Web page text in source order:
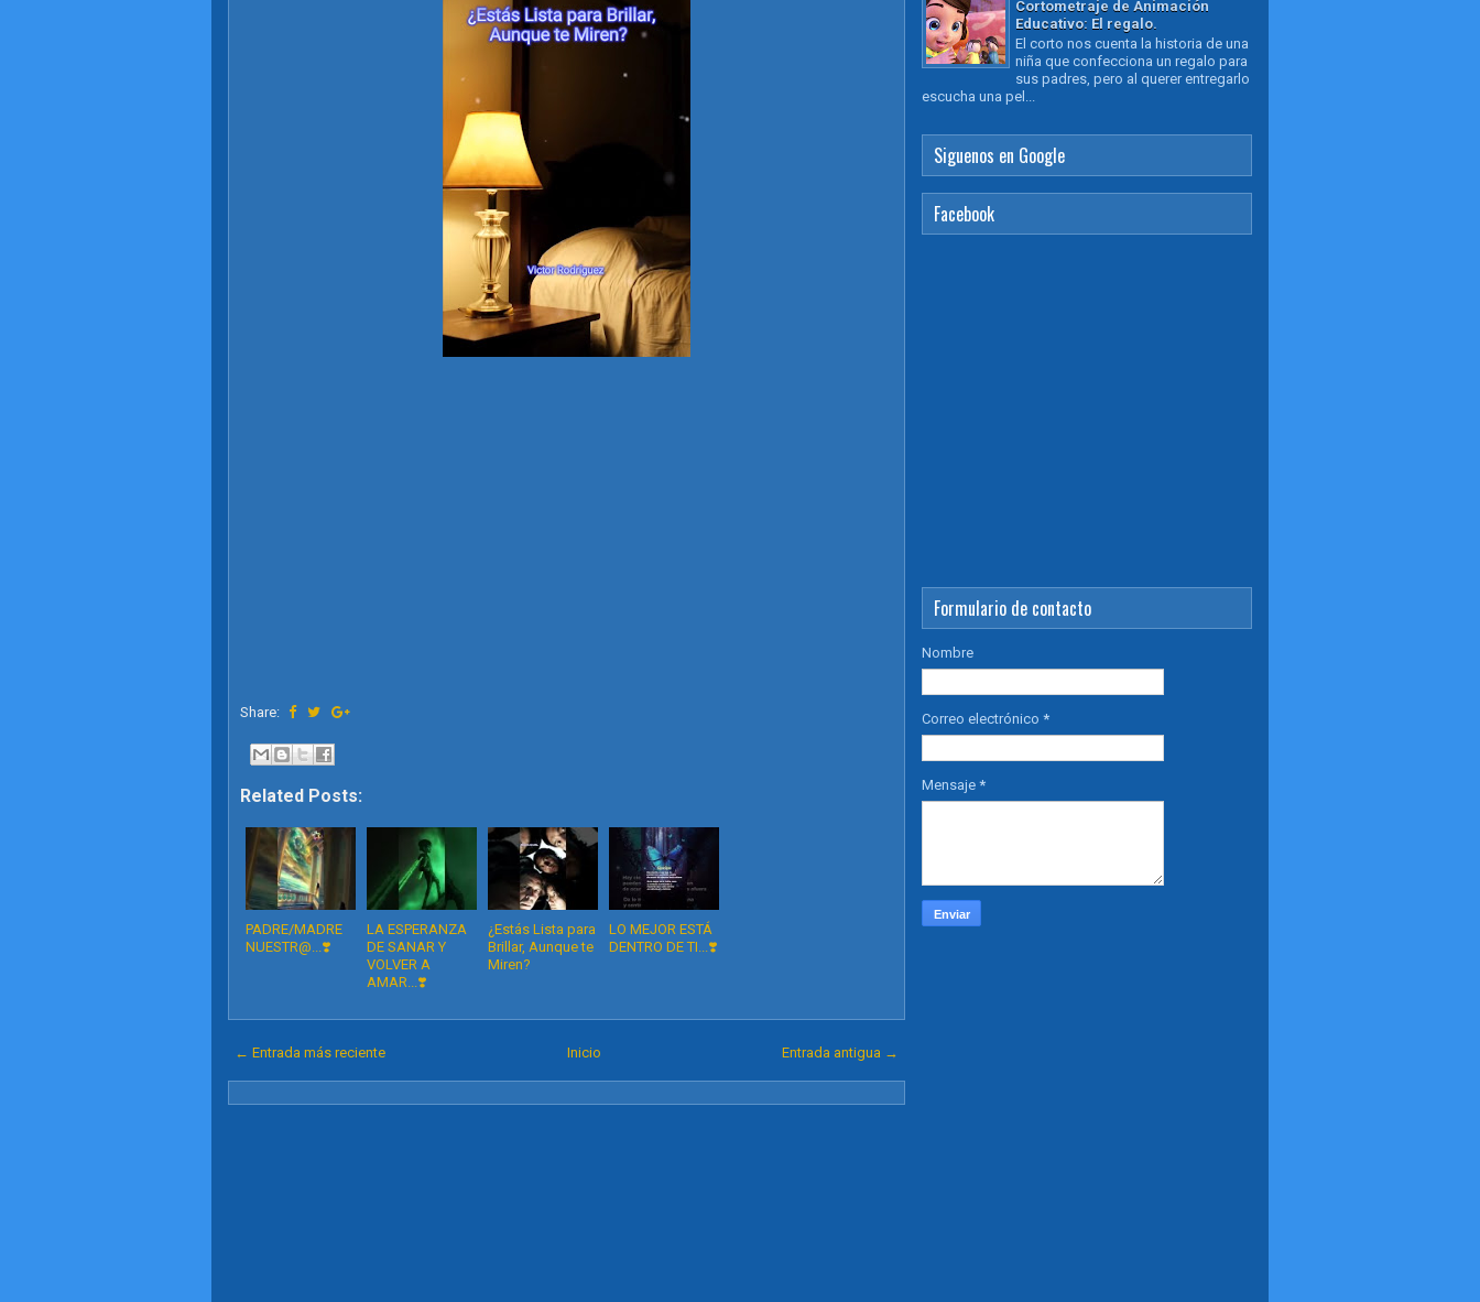
Share:
Related Posts:
PADRE/MADRE
NUESTR@...❣️
LA ESPERANZA
DE SANAR Y
VOLVER A
AMAR...❣️
¿Estás Lista para
Brillar, Aunque te
Miren?
LO MEJOR ESTÁ
DENTRO DE TI...❣️
← Entrada más reciente Entrada antigua →
Inicio
Cortometraje de Animación
Educativo: El regalo.
El corto nos cuenta la historia de una
niña que confecciona un regalo para
sus padres, pero al querer entregarlo
escucha una pel...
Siguenos en Google
Facebook
Formulario de contacto
Nombre
Correo electrónico *
Mensaje *